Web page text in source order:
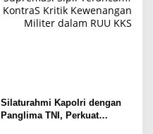
KontraS Kritik Kewenangan
Militer dalam RUU KKS
Silaturahmi Kapolri dengan
Panglima TNI, Perkuat